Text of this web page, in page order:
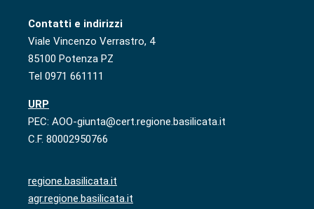
Contatti e indirizzi
Viale Vincenzo Verrastro, 4
85100 Potenza PZ
Tel 0971 661111
URP
PEC: AOO-giunta@cert.regione.basilicata.it
C.F. 80002950766
regione.basilicata.it
agr.regione.basilicata.it